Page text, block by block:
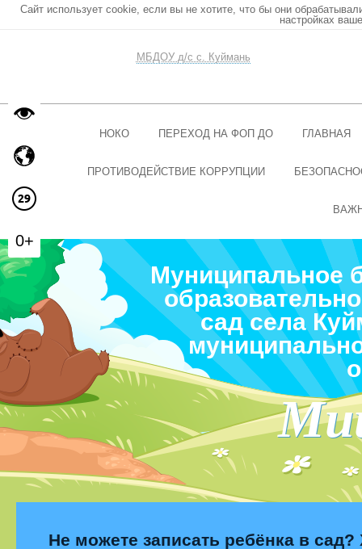
Сайт использует cookie, если вы не хотите, что бы они
настройках
МБДОУ д/с с. Куймань
НОКО ПЕРЕХОД НА ФОП ДО ГЛАВНАЯ
ПРОТИВОДЕЙСТВИЕ КОРРУПЦИИ
Муниципальное
сад села
Не можете записать ребёнка в сад?
0+